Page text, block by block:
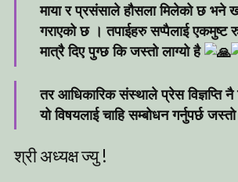
माया र प्रसंसाले हौसला मिलेको छ भने
गराएको छ । तपाईहरु सप्पैलाई एकमुष्ट
मात्रै दिए पुग्छ कि जस्तो लाग्यो है
तर आधिकारिक संस्थाले प्रेस विज्ञप्ति
यो विषयलाई चाहि सम्बोधन गर्नुपर्छ
श्री अध्यक्ष ज्यु !